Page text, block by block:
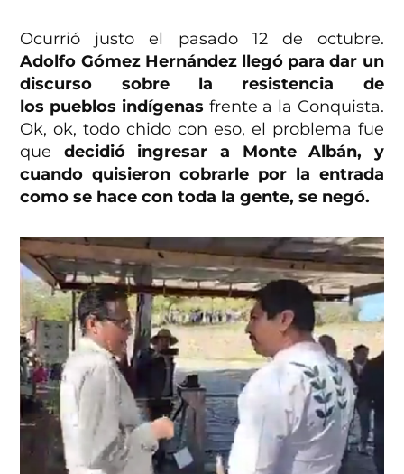
Ocurrió justo el pasado 12 de octubre.
Adolfo Gómez Hernández llegó para dar un
discurso sobre la resistencia de
los pueblos indígenas frente a la Conquista.
Ok, ok, todo chido con eso, el problema fue
que decidió ingresar a Monte Albán, y
cuando quisieron cobrarle por la entrada
como se hace con toda la gente, se negó.